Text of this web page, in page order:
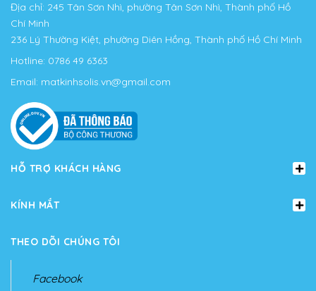
Địa chỉ: 245 Tân Sơn Nhì, phường Tân Sơn Nhì, Thành phố Hồ
Chí Minh
236 Lý Thường Kiệt, phường Diên Hồng, Thành phố Hồ Chí Minh
Hotline: 0786 49 6363
Email: matkinhsolis.vn@gmail.com
HỖ TRỢ KHÁCH HÀNG
KÍNH MẮT
THEO DÕI CHÚNG TÔI
Facebook